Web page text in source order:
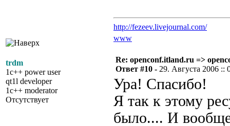
http://fezeev.livejournal.com/
www
trdm
1c++ power user
qt1l developer
1c++ moderator
Отсутствует
Re: openconf.itland.ru =>
Ответ #10 - 29. Августа 2006 ::
Ура! Спасибо!
Я так к этому
было.... И